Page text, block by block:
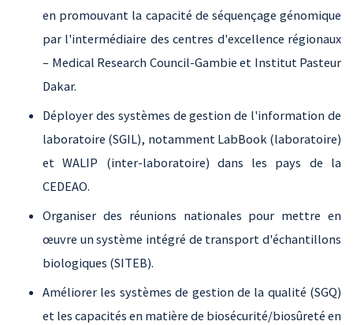
en promouvant la capacité de séquençage génomique
par l'intermédiaire des centres d'excellence régionaux
– Medical Research Council-Gambie et Institut Pasteur
Dakar.
Déployer des systèmes de gestion de l'information de
laboratoire (SGIL), notamment LabBook (laboratoire)
et WALIP (inter-laboratoire) dans les pays de la
CEDEAO.
Organiser des réunions nationales pour mettre en
œuvre un système intégré de transport d'échantillons
biologiques (SITEB).
Améliorer les systèmes de gestion de la qualité (SGQ)
et les capacités en matière de biosécurité/biosûreté en